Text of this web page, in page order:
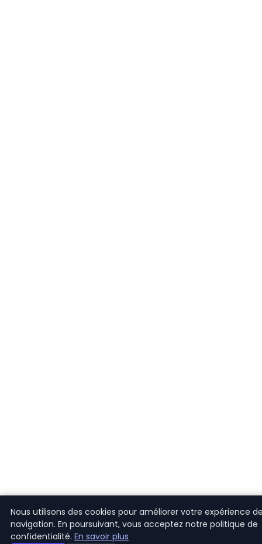
Nous utilisons des cookies pour améliorer votre expérience
navigation. En poursuivant, vous acceptez notre politique de
confidentialité. En savoir plus